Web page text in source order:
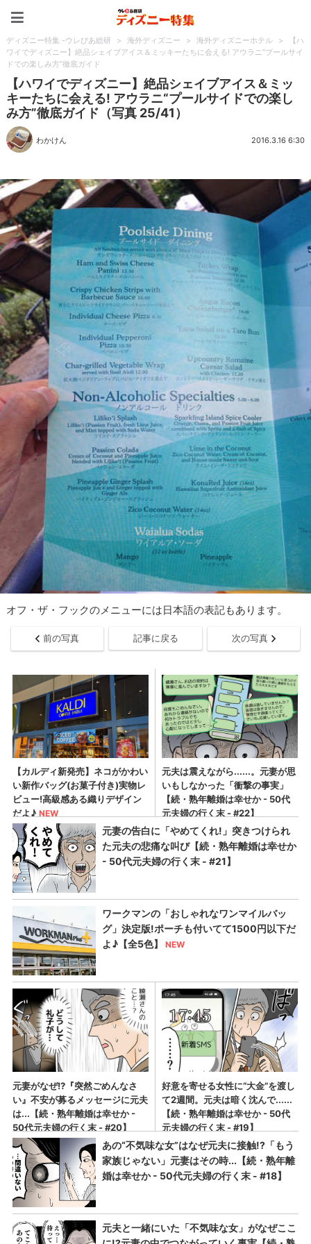
ディズニー特集 -ウレぴあ総研 > 海外ディズニー > 海外ディズニーホテル >
【ハ
ワイでディズニー】絶品シェイブアイス＆ミッキーたちに会える! アウラニ“プールサイ
ドでの楽しみ方”徹底ガイド
【ハワイでディズニー】絶品シェイブアイス＆ミッ
キーたちに会える! アウラニ“プールサイドでの楽し
み方”徹底ガイド（写真 25/41）
わかけん 2016.3.16 6:30
オフ・ザ・フックのメニューには日本語の表記もあります。
前の写真 記事に戻る 次の写真